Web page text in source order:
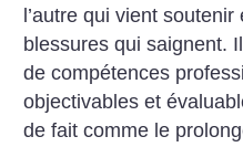
l’autre qui vient
blessures qui saignent.
de compétences
objectivables et
de fait comme le